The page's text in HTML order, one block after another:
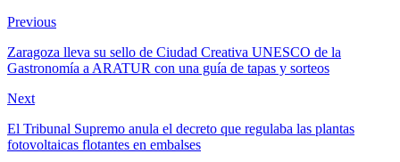
Previous
Zaragoza lleva su sello de Ciudad Creativa UNESCO de la
Gastronomía a ARATUR con una guía de tapas y sorteos
Next
El Tribunal Supremo anula el decreto que regulaba las plantas
fotovoltaicas flotantes en embalses